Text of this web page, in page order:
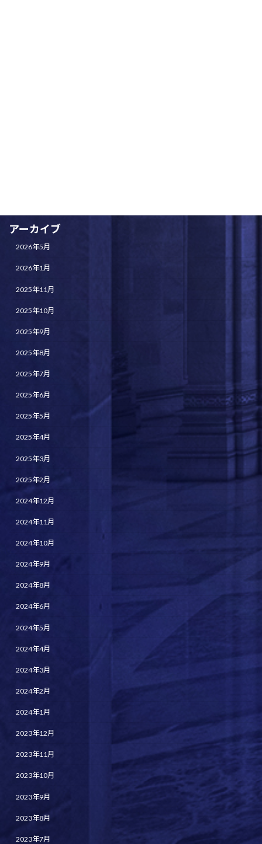
アーカイブ
2026年5月
2026年1月
2025年11月
2025年10月
2025年9月
2025年8月
2025年7月
2025年6月
2025年5月
2025年4月
2025年3月
2025年2月
2024年12月
2024年11月
2024年10月
2024年9月
2024年8月
2024年6月
2024年5月
2024年4月
2024年3月
2024年2月
2024年1月
2023年12月
2023年11月
2023年10月
2023年9月
2023年8月
2023年7月